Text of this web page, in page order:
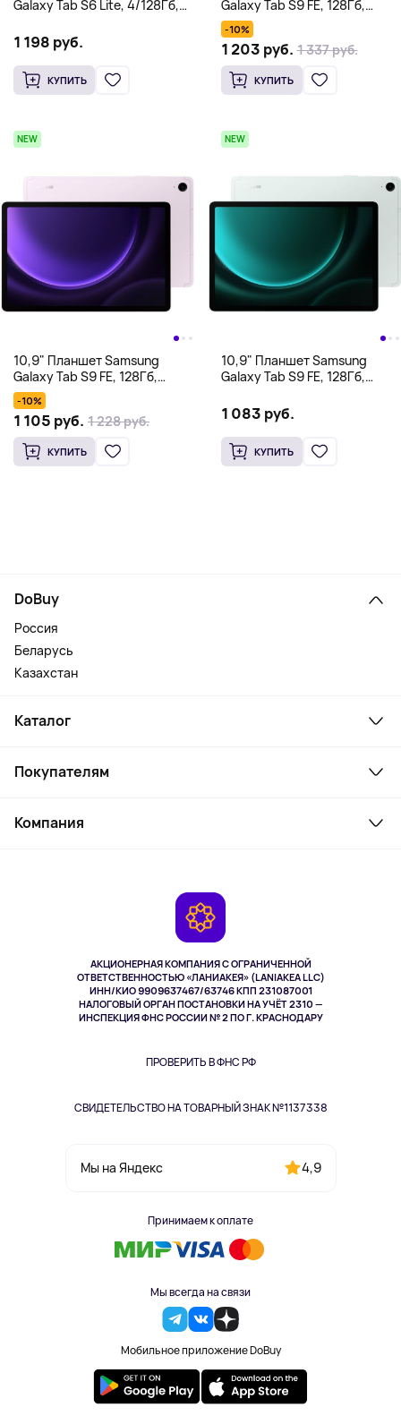
Galaxy Tab S6 Lite, 4/128Гб,
1 198 руб.
КУПИТЬ
Galaxy Tab S9 FE, 128Гб,
WiFi+5G, серебряный
-10%
1 203 руб. 1 337 руб.
КУПИТЬ
NEW
10,9" Планшет Samsung
Galaxy Tab S9 FE, 128Гб,
WiFi+5G, розовый
-10%
1 105 руб. 1 228 руб.
КУПИТЬ
NEW
10,9" Планшет Samsung
Galaxy Tab S9 FE, 128Гб,
1 083 руб.
КУПИТЬ
АКЦИОНЕРНАЯ КОМПАНИЯ С ОГРАНИЧЕННОЙ
ОТВЕТСТВЕННОСТЬЮ «ЛАНИАКЕЯ» (LANIAKEA LLC)
ИНН/КИО 9909637467/63746 КПП 231087001
НАЛОГОВЫЙ ОРГАН ПОСТАНОВКИ НА УЧЁТ 2310 —
ИНСПЕКЦИЯ ФНС РОССИИ № 2 ПО Г. КРАСНОДАРУ
ПРОВЕРИТЬ В ФНС РФ
СВИДЕТЕЛЬСТВО НА ТОВАРНЫЙ ЗНАК №1137338
Мы на Яндекс 4,9
Принимаем к оплате
Мы всегда на связи
Мобильное приложение DoBuy
DoBuy
Россия
Беларусь
Казахстан
Каталог
Ноутбуки, мониторы, VR
Косметика и уход
Здоровье питомцев
Одежда и аксессуары
Покупателям
Как заказать
Компания